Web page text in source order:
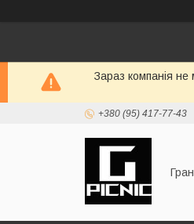
Зараз компанія
+380 (95) 417-77-43